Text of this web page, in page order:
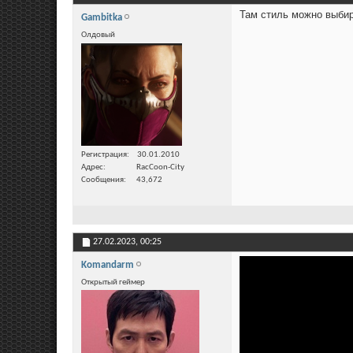
Gambitka
Олдовый
Регистрация
30.01.2010
Адрес
RacCoon-City
Сообщения
43,672
Там стиль можно
27.02.2023, 00:25
Komandarm
Открытый геймер